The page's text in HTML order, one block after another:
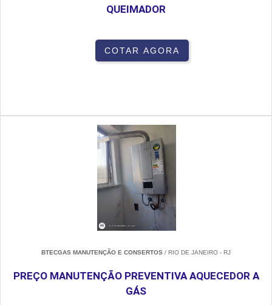
QUEIMADOR
COTAR AGORA
BTECGAS MANUTENÇÃO E CONSERTOS / RIO DE JANEIRO - RJ
PREÇO MANUTENÇÃO PREVENTIVA AQUECEDOR A
GÁS